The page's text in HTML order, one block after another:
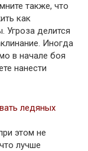
также, что
как
Угроза делится
Иногда
в начале боя
нанести
ледяных
этом не
лучше